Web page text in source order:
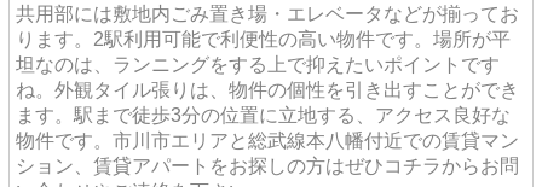
共用部には敷地内ごみ置き場・エレベータなどが揃ってお
ります。2駅利用可能で利便性の高い物件です。場所が平
坦なのは、ランニングをする上で抑えたいポイントです
ね。外観タイル張りは、物件の個性を引き出すことができ
ます。駅まで徒歩3分の位置に立地する、アクセス良好な
物件です。市川市エリアと総武線本八幡付近での賃貸マン
ション、賃貸アパートをお探しの方はぜひコチラからお問